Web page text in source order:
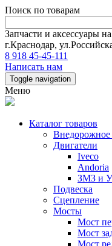
Поиск по товарам
Запчасти и аксессуары
г.Краснодар,
8 918 45-45-111
Написать нам
Toggle navigation
Меню
Каталог товаров
Внедорожное
Двигатели
Iveco
Andoria
ЗМЗ и
Подвеска
Сцепление
Мосты
Мост
Мост
Мост